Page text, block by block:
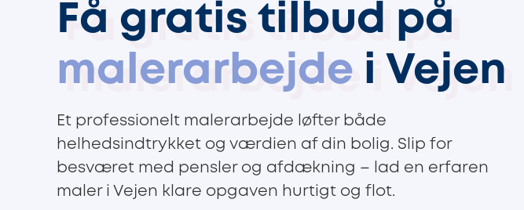
Få gratis tilbud på
malerarbejde i Vejen
Et professionelt malerarbejde løfter både
helhedsindtrykket og værdien af din bolig. Slip for
besværet med pensler og afdækning – lad en erfaren
maler i Vejen klare opgaven hurtigt og flot.